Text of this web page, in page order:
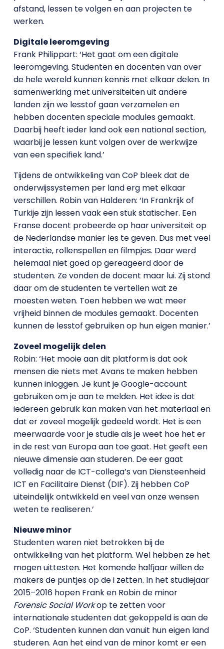
afstand, lessen te volgen en aan projecten te
werken.
Digitale leeromgeving
Frank Philippart: ‘Het gaat om een digitale
leeromgeving. Studenten en docenten van over
de hele wereld kunnen kennis met elkaar delen. In
samenwerking met universiteiten uit andere
landen zijn we lesstof gaan verzamelen en
hebben docenten speciale modules gemaakt.
Daarbij heeft ieder land ook een national section,
waarbij je lessen kunt volgen over de werkwijze
van een specifiek land.’
Tijdens de ontwikkeling van CoP bleek dat de
onderwijssystemen per land erg met elkaar
verschillen. Robin van Halderen: ‘In Frankrijk of
Turkije zijn lessen vaak een stuk statischer. Een
Franse docent probeerde op haar universiteit op
de Nederlandse manier les te geven. Dus met veel
interactie, rollenspellen en filmpjes. Daar werd
helemaal niet goed op gereageerd door de
studenten. Ze vonden de docent maar lui. Zij stond
daar om de studenten te vertellen wat ze
moesten weten. Toen hebben we wat meer
vrijheid binnen de modules gemaakt. Docenten
kunnen de lesstof gebruiken op hun eigen manier.’
Zoveel mogelijk delen
Robin: ‘Het mooie aan dit platform is dat ook
mensen die niets met Avans te maken hebben
kunnen inloggen. Je kunt je Google-account
gebruiken om je aan te melden. Het idee is dat
iedereen gebruik kan maken van het materiaal en
dat er zoveel mogelijk gedeeld wordt. Het is een
meerwaarde voor je studie als je weet hoe het er
in de rest van Europa aan toe gaat. Het geeft een
nieuwe dimensie aan studeren. De eer gaat
volledig naar de ICT-collega’s van Diensteenheid
ICT en Facilitaire Dienst (DIF). Zij hebben CoP
uiteindelijk ontwikkeld en veel van onze wensen
weten te realiseren.’
Nieuwe minor
Studenten waren niet betrokken bij de
ontwikkeling van het platform. Wel hebben ze het
mogen uittesten. Het komende halfjaar willen de
makers de puntjes op de i zetten. In het studiejaar
2015–2016 hopen Frank en Robin de minor
Forensic Social Workop te zetten voor
internationale studenten dat gekoppeld is aan de
CoP. ‘Studenten kunnen dan vanuit hun eigen land
studeren. Aan het eind van de minor komt er een